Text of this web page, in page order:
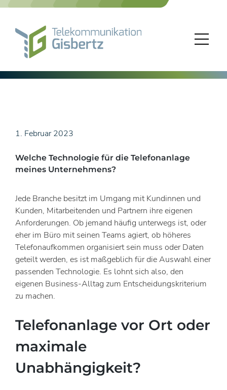
Skip
1. Februar 2023
Welche Technologie für die Telefonanlage
meines Unternehmens?
Jede Branche besitzt im Umgang mit Kundinnen und
Kunden, Mitarbeitenden und Partnern ihre eigenen
Anforderungen. Ob jemand häufig unterwegs ist, oder
eher im Büro mit seinen Teams agiert, ob höheres
Telefonaufkommen organisiert sein muss oder Daten
geteilt werden, es ist maßgeblich für die Auswahl einer
passenden Technologie. Es lohnt sich also, den
eigenen Business-Alltag zum Entscheidungskriterium
zu machen.
Telefonanlage vor Ort oder
maximale
Unabhängigkeit?